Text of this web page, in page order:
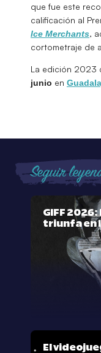
que fue este
calificación al
Ice Merchants,
cortometraje de
La edición 2023
junio en
Seguir
GIFF
triunfa en
El